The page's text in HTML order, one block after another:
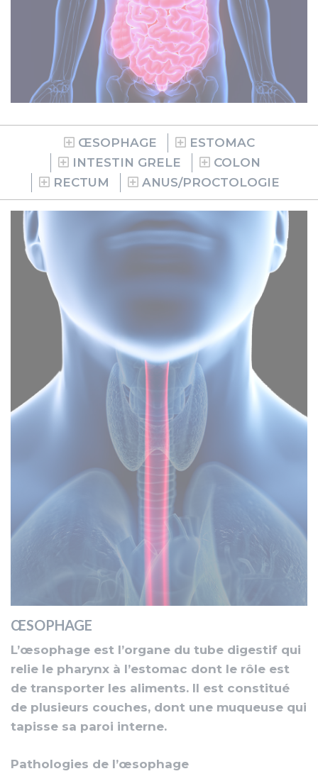
ŒSOPHAGE
ESTOMAC
INTESTIN GRELE
COLON
RECTUM
ANUS/PROCTOLOGIE
ŒSOPHAGE
L’œsophage est l’organe du tube digestif qui
relie le pharynx à l’estomac dont le rôle est
de transporter les aliments. Il est constitué
de plusieurs couches, dont une muqueuse qui
tapisse sa paroi interne.
Pathologies de l’œsophage